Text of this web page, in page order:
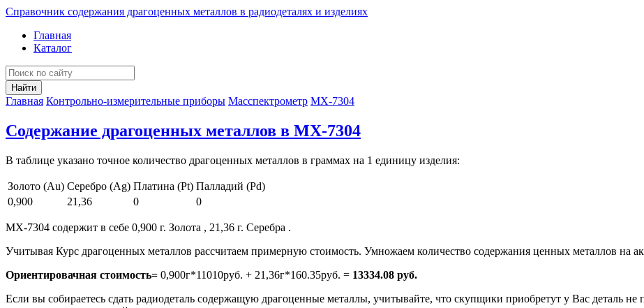
Справочник содержания драгоценных металлов в радиодеталях и изделиях
Главная
Каталог
Найти
Главная Контрольно-измерительные приборы Масспектрометр МХ-7304
Содержание драгоценных металлов в МХ-7304
В таблице указано точное количество драгоценных металлов в граммах на 1 единицу изделия:
Золото (Au) Серебро (Ag) Платина (Pt) Палладий (Pd)
0,900
21,36 0 0
МХ-7304 содержит в себе 0,900 г. Золота , 21,36 г. Серебра .
Учитывая Курс драгоценных металлов рассчитаем примерную стоимость. Умножаем количество содержания ценных металлов на
Ориентировачная стоимость= 0,900г*11010руб. + 21,36г*160.35руб. = 13334.08 руб.
Если вы собираетесь сдать радиодеталь содержащую драгоценные металлы, учитывайте, что скупщики приобретут у Вас деталь